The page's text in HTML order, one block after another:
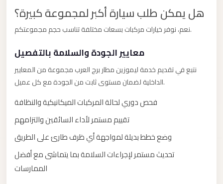
هل يمكن طلب سيارة أكبر لمجموعة كبيرة؟
نعم، نوفر خيارات مركبات بسعات مختلفة تناسب حجم مجموعتكم.
معايير الجودة والسلامة بالتفصيل
نتبع في تقديم خدمة ليموزين مطار برج العرب مجموعة من المعايير
الداخلية لضمان مستوى ثابت من الجودة مع كل عميل.
فحص دوري لحالة المركبات الميكانيكية والنظافة
تقييم مستمر لأداء السائقين والتزامهم
وضع خطط بديلة لمواجهة أي ظرف طارئ على الطريق
تحديث مستمر لإجراءات السلامة بما يتماشى مع أفضل
الممارسات
Pyramids
Taxi
Private
with
Limousine
Service
Alexandria
Cairo